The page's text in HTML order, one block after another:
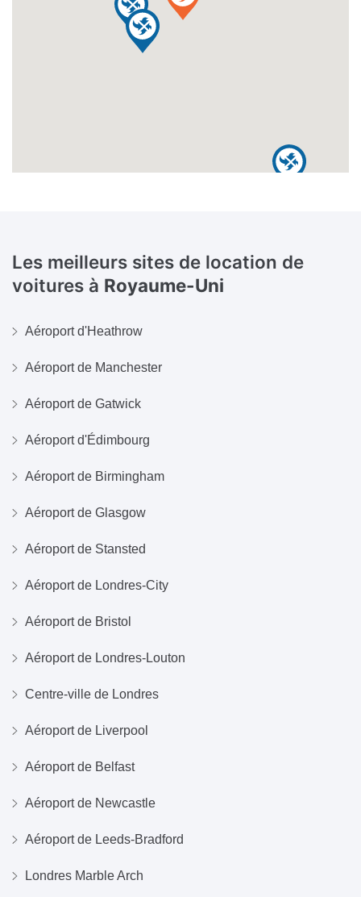
Les meilleurs sites de location de
voitures à Royaume-Uni
Aéroport d'Heathrow
Aéroport de Manchester
Aéroport de Gatwick
Aéroport d'Édimbourg
Aéroport de Birmingham
Aéroport de Glasgow
Aéroport de Stansted
Aéroport de Londres-City
Aéroport de Bristol
Aéroport de Londres-Louton
Centre-ville de Londres
Aéroport de Liverpool
Aéroport de Belfast
Aéroport de Newcastle
Aéroport de Leeds-Bradford
Londres Marble Arch